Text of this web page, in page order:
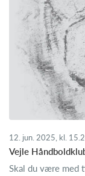
12. jun. 2025, kl.
Vejle
Skal du være med